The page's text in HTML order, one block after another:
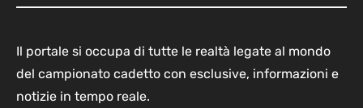
Il portale si occupa di tutte le realtà legate al mondo
del campionato cadetto con esclusive, informazioni e
notizie in tempo reale.